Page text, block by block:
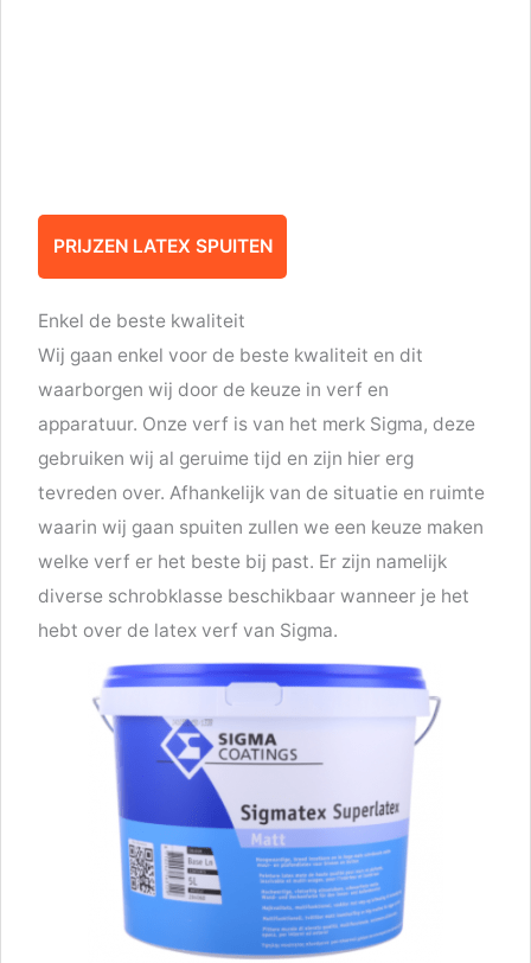
PRIJZEN LATEX SPUITEN
Enkel de beste kwaliteit
Wij gaan enkel voor de beste kwaliteit en dit
waarborgen wij door de keuze in verf en
apparatuur. Onze verf is van het merk Sigma, deze
gebruiken wij al geruime tijd en zijn hier erg
tevreden over. Afhankelijk van de situatie en ruimte
waarin wij gaan spuiten zullen we een keuze maken
welke verf er het beste bij past. Er zijn namelijk
diverse schrobklasse beschikbaar wanneer je het
hebt over de latex verf van Sigma.